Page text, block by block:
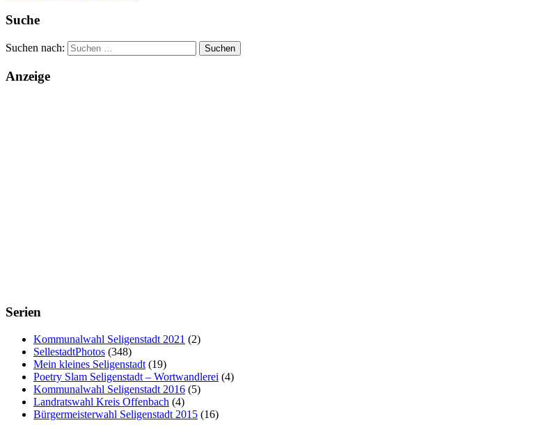
Suche
Suchen nach:
Anzeige
Serien
Kommunalwahl Seligenstadt 2021 (2)
SellestadtPhotos (348)
Mein kleines Seligenstadt (19)
Poetry Slam Seligenstadt – Wortwandlerei (4)
Kommunalwahl Seligenstadt 2016 (5)
Landratswahl Kreis Offenbach (4)
Bürgermeisterwahl Seligenstadt 2015 (16)